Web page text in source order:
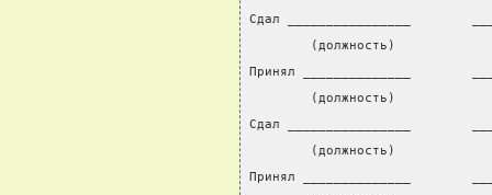
Сдал ________________
(должность)
Принял ______________
(должность)
Сдал ________________
(должность)
Принял ______________